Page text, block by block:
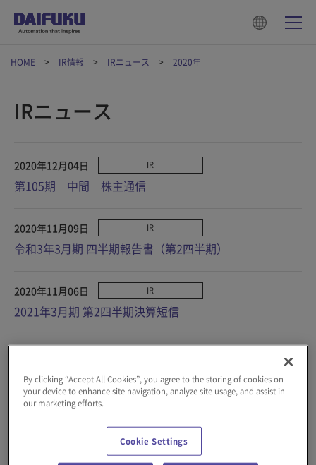
HOME IR情報 IRニュース 2020年
IRニュース
2020年12月04日 IR
第105期 中間 株主通信
2020年11月09日 IR
令和3年3月期 四半期報告書（第2四半期）
2020年11月06日 IR
2021年3月期 第2四半期決算短信
2021年3月期 第2四半期決算説明資料
中間配当に関するお知らせ
By clicking “Accept All Cookies”, you agree to the storing of cookies on
your device to enhance site navigation, analyze site usage, and assist in
our marketing efforts.
Cookie Settings